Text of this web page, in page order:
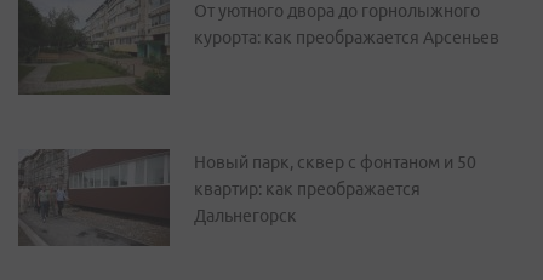
От уютного двора до горнолыжного
курорта: как преображается Арсеньев
Новый парк, сквер с фонтаном и 50
квартир: как преображается
Дальнегорск